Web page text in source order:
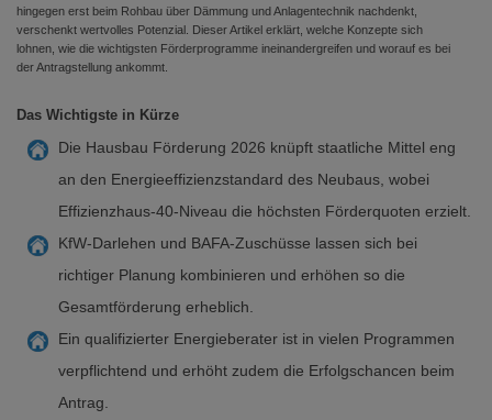
hingegen erst beim Rohbau über Dämmung und Anlagentechnik nachdenkt,
verschenkt wertvolles Potenzial. Dieser Artikel erklärt, welche Konzepte sich
lohnen, wie die wichtigsten Förderprogramme ineinandergreifen und worauf es bei
der Antragstellung ankommt.
Das Wichtigste in Kürze
Die Hausbau Förderung 2026 knüpft staatliche Mittel eng
an den Energieeffizienzstandard des Neubaus, wobei
Effizienzhaus-40-Niveau die höchsten Förderquoten erzielt.
KfW-Darlehen und BAFA-Zuschüsse lassen sich bei
richtiger Planung kombinieren und erhöhen so die
Gesamtförderung erheblich.
Ein qualifizierter Energieberater ist in vielen Programmen
verpflichtend und erhöht zudem die Erfolgschancen beim
Antrag.